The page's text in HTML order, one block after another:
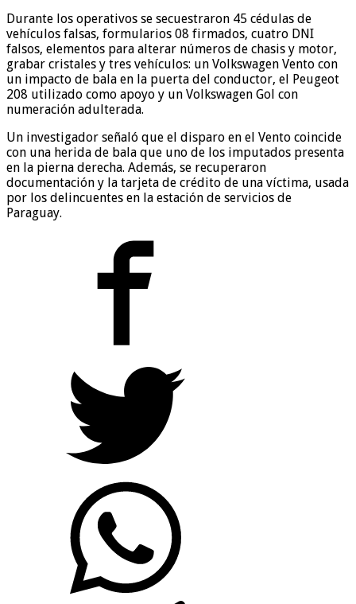
Durante los operativos se secuestraron 45 cédulas de
vehículos falsas, formularios 08 firmados, cuatro DNI
falsos, elementos para alterar números de chasis y motor,
grabar cristales y tres vehículos: un Volkswagen Vento con
un impacto de bala en la puerta del conductor, el Peugeot
208 utilizado como apoyo y un Volkswagen Gol con
numeración adulterada.
Un investigador señaló que el disparo en el Vento coincide
con una herida de bala que uno de los imputados presenta
en la pierna derecha. Además, se recuperaron
documentación y la tarjeta de crédito de una víctima, usada
por los delincuentes en la estación de servicios de
Paraguay.